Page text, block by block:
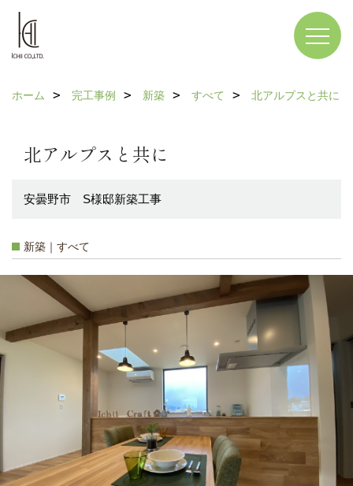
ホーム 完工事例 新築 すべて 北アルプスと共に
北アルプスと共に
安曇野市 S様邸新築工事
新築｜すべて